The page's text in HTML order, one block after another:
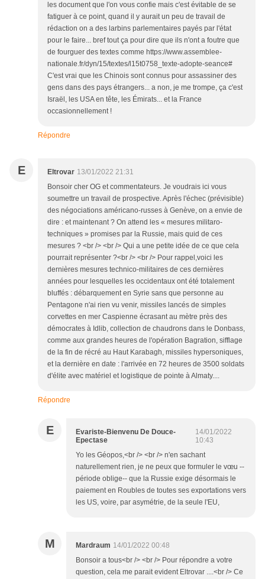
les document que l'on vous confie mais c'est évitable de se
fatiguer à ce point, quand il y aurait un peu de travail de
rédaction on a des larbins parlementaires payés par l'état
pour le faire... bref tout ça pour dire que ils n'ont a foutre que
de fourguer des textes comme https://www.assemblee-
nationale.fr/dyn/15/textes/l15t0758_texte-adopte-seance#
C'est vrai que les Chinois sont connus pour assassiner des
gens dans des pays étrangers... a non, je me trompe, ça c'est
Israël, les USA en tête, les Émirats... et la France
occasionnellement !
Répondre
E Eltrovar 13/01/2022 21:31
Bonsoir cher OG et commentateurs. Je voudrais ici vous
soumettre un travail de prospective. Après l'échec (prévisible)
des négociations américano-russes à Genève, on a envie de
dire : et maintenant ? On attend les « mesures militaro-
techniques » promises par la Russie, mais quid de ces
mesures ? <br /> <br /> Qui a une petite idée de ce que cela
pourrait représenter ?<br /> <br /> Pour rappel,voici les
dernières mesures technico-militaires de ces dernières
années pour lesquelles les occidentaux ont été totalement
bluffés : débarquement en Syrie sans que personne au
Pentagone n'ai rien vu venir, missiles lancés de simples
corvettes en mer Caspienne écrasant au mètre près des
démocrates à Idlib, collection de chaudrons dans le Donbass,
comme aux grandes heures de l'opération Bagration, sifflage
de la fin de récré au Haut Karabagh, missiles hypersoniques,
et la dernière en date : l'arrivée en 72 heures de 3500 soldats
d'élite avec matériel et logistique de pointe à Almaty....
Répondre
E
Evariste-Bienvenu De Douce-
Epectase
14/01/2022
10:43
Yo les Géopos,<br /> <br /> n'en sachant
naturellement rien, je ne peux que formuler le vœu --
période oblige-- que la Russie exige désormais le
paiement en Roubles de toutes ses exportations vers
les US, voire, par asymétrie, de la seule l'EU,
M Mardraum 14/01/2022 00:48
Bonsoir a tous<br /> <br /> Pour répondre a votre
question, cela me parait evident Eltrovar ....<br /> Ce